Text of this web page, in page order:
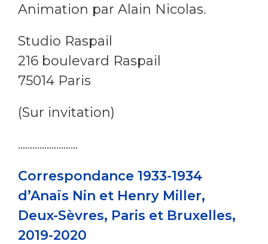
Animation par Alain Nicolas.
Studio Raspail
216 boulevard Raspail
75014 Paris
(Sur invitation)
.........................
Correspondance 1933-1934
d’Anaïs Nin et Henry Miller,
Deux-Sèvres, Paris et Bruxelles,
2019-2020